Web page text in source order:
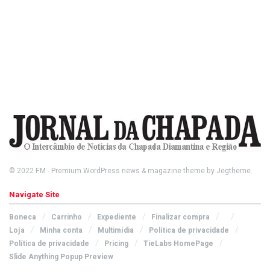
© 2022 FM - Premium WordPress news & magazine theme by Jegtheme.
Navigate Site
Boneca Carrinho Expediente
Finalizar compra
Loja
Minha conta Multimídia
Política de privacidade
Política de privacidade
Pricing
TieLabs HomePage
Slide Anything Popup Preview